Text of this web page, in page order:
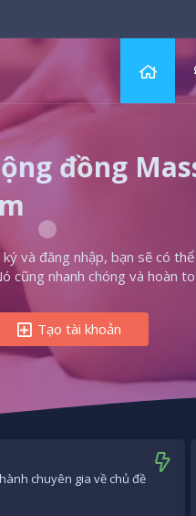
đồng
và đăng nhập, bạn sẽ có
cũng nhanh chóng và hoàn
Tạo tài khoản
chuyên gia về chủ đề